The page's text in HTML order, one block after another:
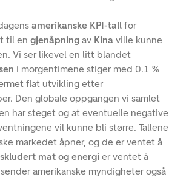
amerikanske KPI-tall for
til engjenåpningav Kina ville kunne
Vi ser likevel en litt blandet
i morgentimene stiger med 0.1 %
flat utvikling etter
Den globale oppgangen vi samlet
har steget og at eventuelle negative
vil kunne bli større. Tallene
markedet åpner, og de er ventet å
mat og energi er ventet å
amerikanske myndigheter også